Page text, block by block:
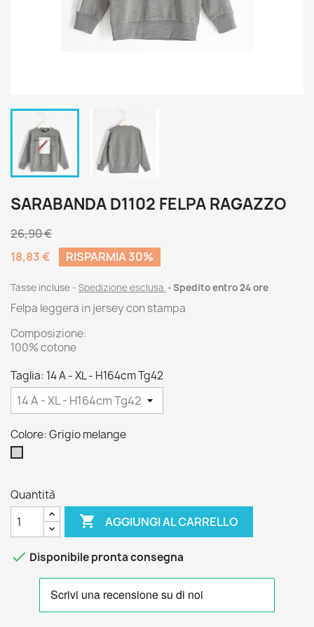
SARABANDA D1102 FELPA RAGAZZO
26,90 €
18,83 €
RISPARMIA 30%
Tasse incluse Spedizione esclusa Spedito entro 24 ore
Felpa leggera in jersey con stampa
Composizione:
100% cotone
Taglia: 14 A - XL - H164cm Tg42
Colore: Grigio melange
Quantità
 AGGIUNGI AL CARRELLO
 Disponibile pronta consegna